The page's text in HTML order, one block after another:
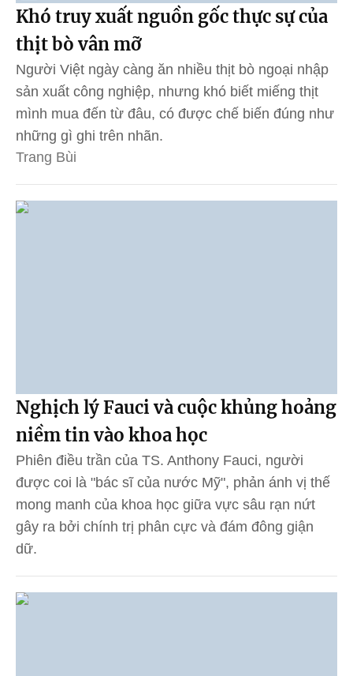
Khó truy xuất nguồn gốc thực sự của
thịt bò vân mỡ
Người Việt ngày càng ăn nhiều thịt bò ngoại nhập
sản xuất công nghiệp, nhưng khó biết miếng thịt
mình mua đến từ đâu, có được chế biến đúng như
những gì ghi trên nhãn.
Trang Bùi
Nghịch lý Fauci và cuộc khủng hoảng
niềm tin vào khoa học
Phiên điều trần của TS. Anthony Fauci, người
được coi là "bác sĩ của nước Mỹ", phản ánh vị thế
mong manh của khoa học giữa vực sâu rạn nứt
gây ra bởi chính trị phân cực và đám đông giận
dữ.